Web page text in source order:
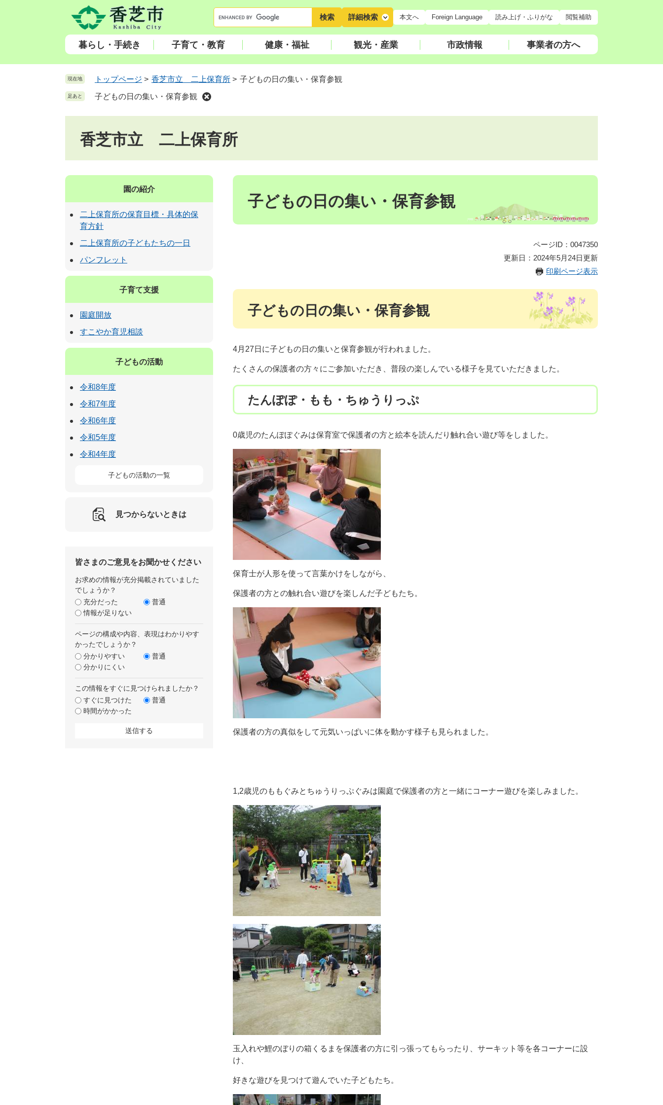
頭
飛
ー
ワ
ー
索
詳細検索 本文へ Foreign Language 読み上げ・ふりがな 閲覧補助
暮らし・手続き 子育て・教育 健康・福祉 観光・産業 市政情報 事業者の方へ
現在地 トップページ > 香芝市立 二上保育所 > 子どもの日の集い・保育参観
足あと 子どもの日の集い・保育参観
香芝市立 二上保育所
本
子どもの日の集い・保育参観
ページID：0047350
更新日：2024年5月24日更新
印刷ページ表示
子どもの日の集い・保育参観
4月27日に子どもの日の集いと保育参観が行われました。
たくさんの保護者の方々にご参加いただき、普段の楽しんでいる様子を見ていただきました。
たんぽぽ・もも・ちゅうりっぷ
0歳児のたんぽぽぐみは保育室で保護者の方と絵本を読んだり触れ合い遊び等をしました。
保育士が人形を使って言葉かけをしながら、
保護者の方との触れ合い遊びを楽しんだ子どもたち。
保護者の方の真似をして元気いっぱいに体を動かす様子も見られました。
1,2歳児のももぐみとちゅうりっぷぐみは園庭で保護者の方と一緒にコーナー遊びを楽しみました。
玉入れや鯉のぼりの箱くるまを保護者の方に引っ張ってもらったり、サーキット等を各コーナーに設
け、
好きな遊びを見つけて遊んでいた子どもたち。
園の紹介
二上保育所の保育目標・具体的保
育方針
二上保育所の子どもたちの一日
パンフレット
子育て支援
園庭開放
すこやか育児相談
子どもの活動
令和8年度
令和7年度
令和6年度
令和5年度
令和4年度
子どもの活動の一覧
見つからないときは
皆さまのご意見をお聞かせください
お求めの情報が充分掲載されていました
でしょうか？
充分だった
普通
情報が足りない
ページの構成や内容、表現はわかりやす
かったでしょうか？
分かりやすい
普通
分かりにくい
この情報をすぐに見つけられましたか？
すぐに見つけた
普通
時間がかかった